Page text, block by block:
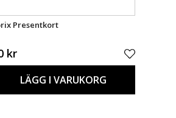
Presentkort
kr
LÄGG I VARUKORG